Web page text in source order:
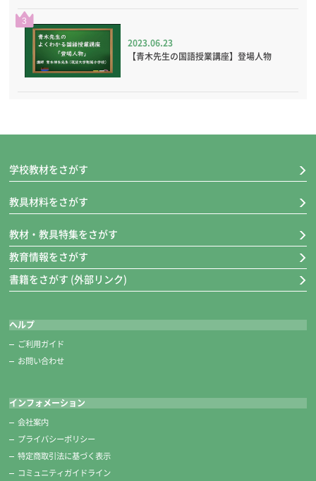
3
2023.06.23
【青木先生の国語授業講座】登場人物
学校教材をさがす
教具材料をさがす
教材・教具特集をさがす
教育情報をさがす
書籍をさがす (外部リンク)
ヘルプ
ご利用ガイド
お問い合わせ
インフォメーション
会社案内
プライバシーポリシー
特定商取引法に基づく表示
コミュニティガイドライン